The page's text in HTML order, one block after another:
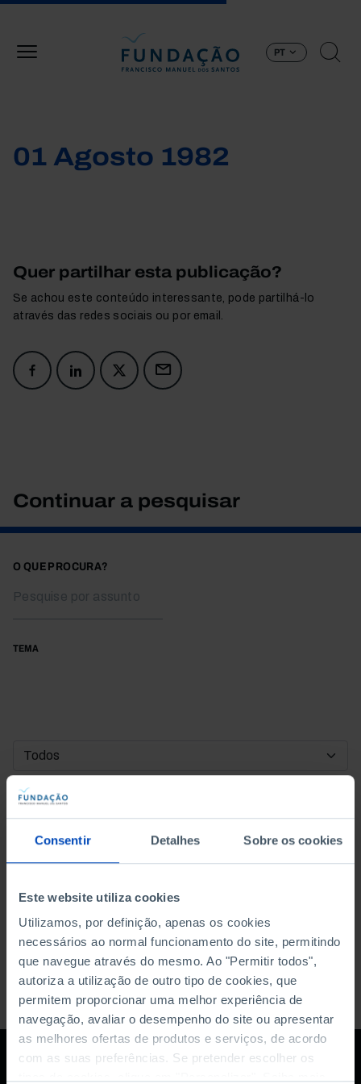
Consentir Detalhes Sobre os cookies
Este website utiliza cookies
Utilizamos, por definição, apenas os cookies
necessários ao normal funcionamento do site, permitindo
que navegue através do mesmo. Ao "Permitir todos",
autoriza a utilização de outro tipo de cookies, que
permitem proporcionar uma melhor experiência de
navegação, avaliar o desempenho do site ou apresentar
as melhores ofertas de produtos e serviços, de acordo
com as suas preferências. Se pretender escolher os
PT
01 Agosto 1982
Quer partilhar esta publicação?
Se achou este conteúdo interessante, pode partilhá-lo
através das redes sociais ou por email.
Continuar a pesquisar
O QUE PROCURA?
TEMA
DATA DE INÍCIO
DATA DE FIM